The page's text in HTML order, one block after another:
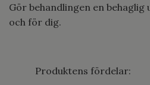
Gör behandlingen en behaglig
och för dig.
Produktens fördelar: